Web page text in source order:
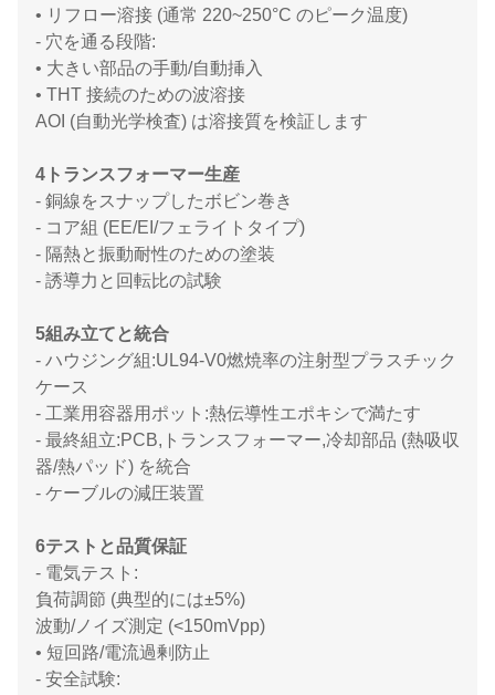
• リフロー溶接 (通常 220~250°C のピーク温度)
- 穴を通る段階:
• 大きい部品の手動/自動挿入
• THT 接続のための波溶接
AOI (自動光学検査) は溶接質を検証します
4トランスフォーマー生産
- 銅線をスナップしたボビン巻き
- コア組 (EE/EI/フェライトタイプ)
- 隔熱と振動耐性のための塗装
- 誘導力と回転比の試験
5組み立てと統合
- ハウジング組:UL94-V0燃焼率の注射型プラスチック
ケース
- 工業用容器用ポット:熱伝導性エポキシで満たす
- 最終組立:PCB,トランスフォーマー,冷却部品 (熱吸収
器/熱パッド) を統合
- ケーブルの減圧装置
6テストと品質保証
- 電気テスト:
負荷調節 (典型的には±5%)
波動/ノイズ測定 (<150mVpp)
• 短回路/電流過剰防止
- 安全試験: